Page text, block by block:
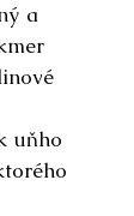
a
uňho